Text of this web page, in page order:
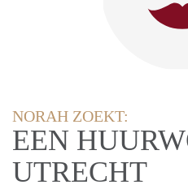
NORAH ZOEKT:
EEN
UTRECHT